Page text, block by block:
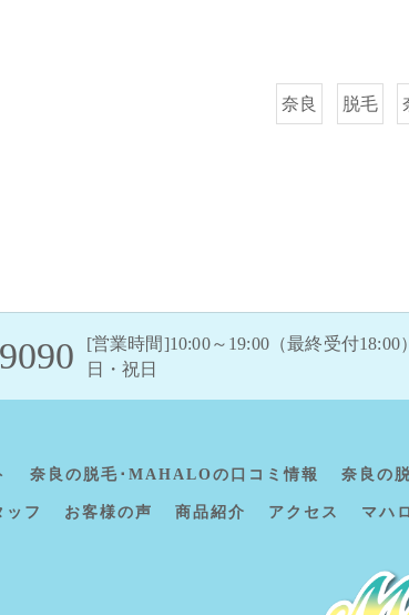
奈良 脱毛
[営業時間]10:00～19:00（最終受付18:00
日・祝日
奈良の脱毛･MAHALOの口コミ情報 奈良の
ッフ お客様の声 商品紹介 アクセス マハロ